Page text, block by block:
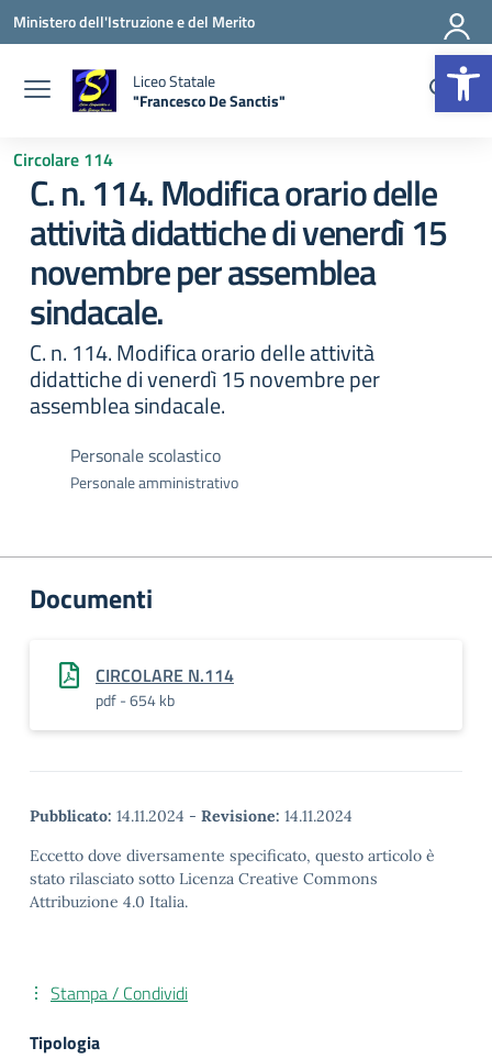
Vai ai contenuti
Vai al menu di navigazione
Vai al footer
Ministero dell'Istruzione e del Merito
Liceo Statale
"Francesco De Sanctis"
Circolare 114
C. n. 114. Modifica orario delle
attività didattiche di venerdì 15
novembre per assemblea
sindacale.
C. n. 114. Modifica orario delle attività
didattiche di venerdì 15 novembre per
assemblea sindacale.
Personale scolastico
Personale amministrativo
Documenti
CIRCOLARE N.114
pdf - 654 kb
Pubblicato: 14.11.2024 - Revisione: 14.11.2024
Eccetto dove diversamente specificato, questo articolo è
stato rilasciato sotto Licenza Creative Commons
Attribuzione 4.0 Italia.
Stampa / Condividi
Tipologia